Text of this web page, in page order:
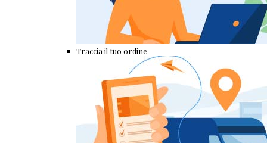
Traccia il tuo ordine